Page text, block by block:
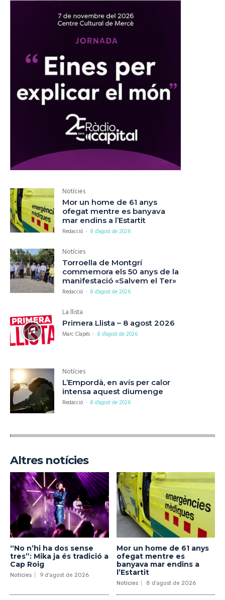
Notícies
Mor un home de 61 anys
ofegat mentre es banyava
mar endins a l’Estartit
Redacció - 8 d'agost de 2026
Notícies
Torroella de Montgrí
commemora els 50 anys de la
manifestació «Salvem el Ter»
Redacció - 8 d'agost de 2026
La llista
Primera Llista – 8 agost 2026
Marc Clapés - 8 d'agost de 2026
Notícies
L’Empordà, en avís per calor
intensa aquest diumenge
Redacció - 8 d'agost de 2026
Altres notícies
“No n’hi ha dos sense
tres”: Mika ja és tradició a
Cap Roig
Notícies 9 d'agost de 2026
Mor un home de 61 anys
ofegat mentre es
banyava mar endins a
l’Estartit
Notícies 8 d'agost de 2026